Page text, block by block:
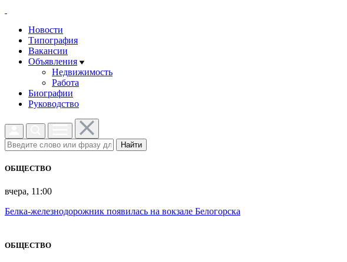
Новости
Типография
Вакансии
Объявления
Недвижимость
Работа
Биографии
Руководство
Найти
ОБЩЕСТВО
вчера, 11:00
Белка-железнодорожник появилась на вокзале Белогорска
ОБЩЕСТВО